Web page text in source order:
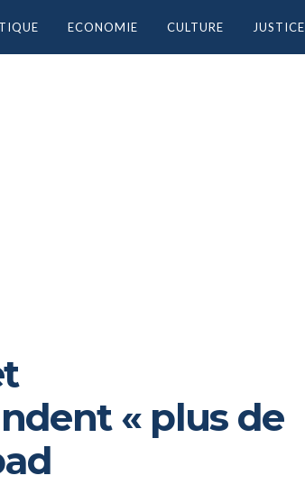
ECONOMIE CULTURE JUSTICE
« plus de